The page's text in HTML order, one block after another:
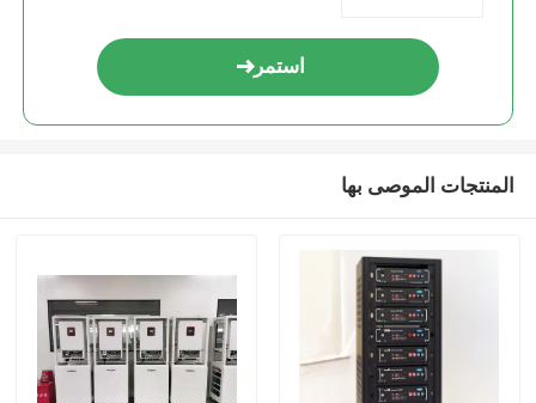
استمر
المنتجات الموصى بها